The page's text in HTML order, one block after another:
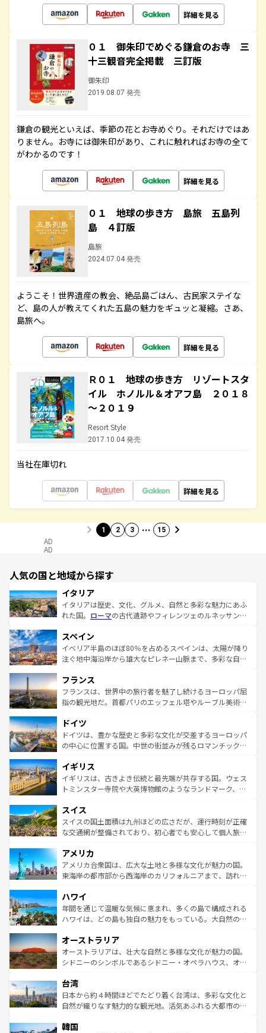
詳細を見る
０１ 御朱印でめぐる鎌倉のお寺 三
十三観音完全掲載 三訂版
御朱印
2019.08.07 発売
鎌倉の観光といえば、季節の花とお寺めぐり。それだけではあ
りません。お寺には御朱印があり、これに触れればお寺の全て
がわかるのです！
詳細を見る
０１ 地球の歩き方 島旅 五島列
島 ４訂版
島旅
2024.07.04 発売
ようこそ！世界遺産の教会、絶品島ごはん、古民家ステイな
ど、島の人が教えてくれた五島の魅力をギュッと凝縮。さあ、
島旅へ。
詳細を見る
Ｒ０１ 地球の歩き方 リゾートスタ
イル ホノルル＆オアフ島 ２０１８
～２０１９
Resort Style
2017.10.04 発売
当社在庫切れ
詳細を見る
1 2 3 … 15
AD
AD
人気の国と地域から探す
イタリア
イタリアは歴史、文化、グルメ、自然と多彩な魅力にあふ
れた国。 ローマの古代遺跡やフィレンツェのルネッサンス
ろん、トスカーナの美しい田園風景やアマルフィ海岸の絶
景など、自然景観も見逃せない。観光の合間には、本場の
ピザやパスタなど、絶品のイタリア料理を堪能することも
ませてくれるイタリアで、忘れられない旅をしてみよう！
なお、新着のイタリア情報はコンテンツ一覧 を参照してほ
しい。
スペイン
イベリア半島のほぼ80％を占めるスペインは、太陽が降り
注ぐ地中海沿岸から雄大なピレネー山脈まで、多彩な自然
文化が根付くこの国では、情熱的なフラメンコ、熱気あふ
れる闘牛、そして美味しいタパスが生活の一部となってい
る。首都マドリードの洗練された雰囲気や、バルセロナの
の城塞都市、穏やかなビーチリゾートまで多彩な表情を見
せる。地方によって風土や気候が異なるスペインはその個
性で訪れる人を魅了する。 なお、新着のスペイン情報はコ
フランス
フランスは、世界中の旅行者を魅了し続けるヨーロッパ屈
指の観光地だ。首都パリのエッフェル塔やルーブル美術館
で、幅広い魅力が詰まっている。華麗な宮殿、歴史的な大
聖堂、美しいビーチ、そして豊かな自然が、訪れる者を心
から魅了する。また、フランスは美食の国としても知ら
いる。シャンパンの発祥地であるランス、プロヴァンスの
香り高いラベンダー畑など、多彩な楽しみ方が可能だ。さ
らに、パリ以外の地域にも魅力が溢れており、どの街角に
れる地方に足を運ぶとそれぞれで全く異なる文化を体験で
きるだろう。 なお、新着のフランス情報はコンテンツ一覧
を参照してほしい。
ドイツ
ドイツは、豊かな歴史と多彩な文化が交差するヨーロッパ
の中心に位置する国。中世の街並みが残るロマンチック街
顔を持つこの国は、どこを歩いても飽きることがない。ベ
ルリンの文化的活気、バイエルン州のアルプスの絶景、そ
してライン川沿いのワイン畑といった風景は必見。ビール
は、お酒好きな人にはぜひ体験してほしい。 なお、新着の
ドイツ情報はコンテンツ一覧を参照してほしい。
イギリス
イギリスは、古きよき伝統と最先端が共存する国。ウェス
トミンスター寺院や大英博物館のようなランドマーク、歴
リアごとに異なる魅力がある。また、優雅なアフタヌーン
ティー、ビール好きにはたまらない英国パブ、サッカー観
戦など、本場だからこそできる体験も豊富。イギリスを旅
ンツ一覧を参照してほしい。
スイス
スイスの国土面積は九州ほどの広さだが、運行時刻が正確
な交通網が整備されており、初心者でも安心して個人旅行
の建物がそのまま残る町や、スイスならではのユニークな
博物館もあり、アルプス観光だけでなく町歩きも満喫する
ことができる。国民の所得が高いため物価も高いが、旅行
ば市内交通費無料で観光を楽しむこともできる。 なお、新
着のスイス情報はコンテンツ一覧 を参照してほしい。
アメリカ
アメリカ合衆国は、広大な土地と多様な文化が魅力の国。
東海岸の都市部から西海岸のカリフォルニアまで、訪れる
のような巨大都市は、観光、ショッピング、エンターテイ
ンメントが詰まった刺激的なスポットだ。一方、アメリカ
西部には大自然が広がり、グランドキャニオンやイエロー
部のニューオーリンズでは、音楽と美食が融合した独特の
文化が魅力。旅行者はアメリカの各地域で異なる魅力を楽
しみながら、その多様性と豊かな歴史を感じることができ
ならではの贅沢な旅のスタイルだ。 なお、新着のアメリカ
情報はコンテンツ一覧を参照してほしい。
ハワイ
年間を通じて温暖な気候に恵まれ、多くの島で構成される
ハワイは、どの島も独自の魅力をもっている。大自然の神
ワイ島は見逃せない。また、定番の観光地といえばオアフ
島だが、静かな自然を求めるならマウイ島やカウアイ島が
おすすめ。エメラルドグリーンに輝く海をはじめ、豊かな
れるおもてなしの心で訪れる人々を迎えてくれるハワイの
人々、おいしいローカルフードやハワイアンミュージッ
ク、伝統的なフラダンスなど、すべてがハワイの魅力を彩
ワイを、存分に味わってほしい。 なお、新着のハワイ情報
オーストラリア
オーストラリアは、壮大な自然と多様な文化が魅力の国。
シドニーのシンボルであるシドニー・オペラハウス、オー
リアリーフや大陸中央部にそびえるウルル（エアーズロッ
ク）、タスマニアの美しい原生林やケアンズの熱帯雨林な
ど、見どころがたくさん。また、カフェやワイン、オージ
いる。アクティビティも充実しており、サーフィンやダイ
台湾
日本から約４時間ほどでたどり着く台湾は、多彩な文化と
自然が織りなす魅力的な観光地。活気あふれる大都市の台
ン）、静ひつな山岳地帯である台湾東部など、都市の喧騒
韓国